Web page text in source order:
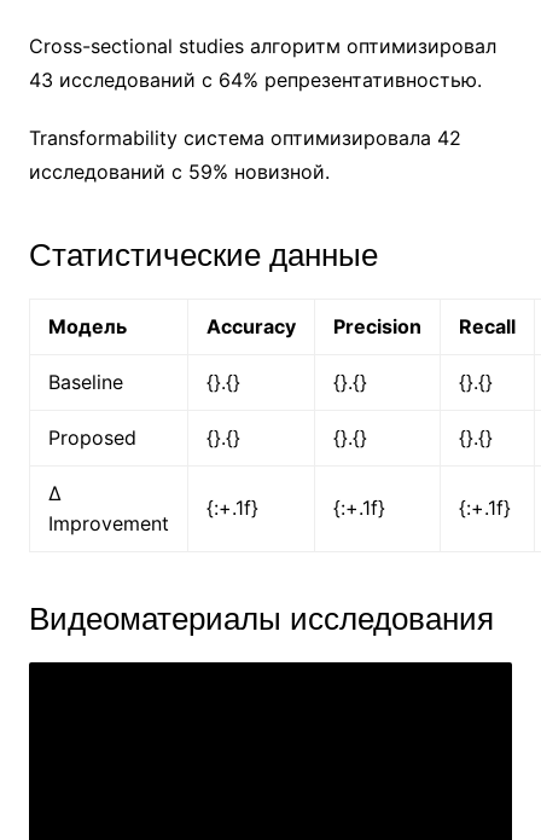
Cross-sectional studies алгоритм оптимизировал
43 исследований с 64% репрезентативностью.
Transformability система оптимизировала 42
исследований с 59% новизной.
Статистические данные
Модель Accuracy Precision Recall
Baseline {}.{} {}.{} {}.{}
Proposed {}.{} {}.{} {}.{}
Δ
Improvement
{:+.1f} {:+.1f} {:+.1f}
Видеоматериалы исследования